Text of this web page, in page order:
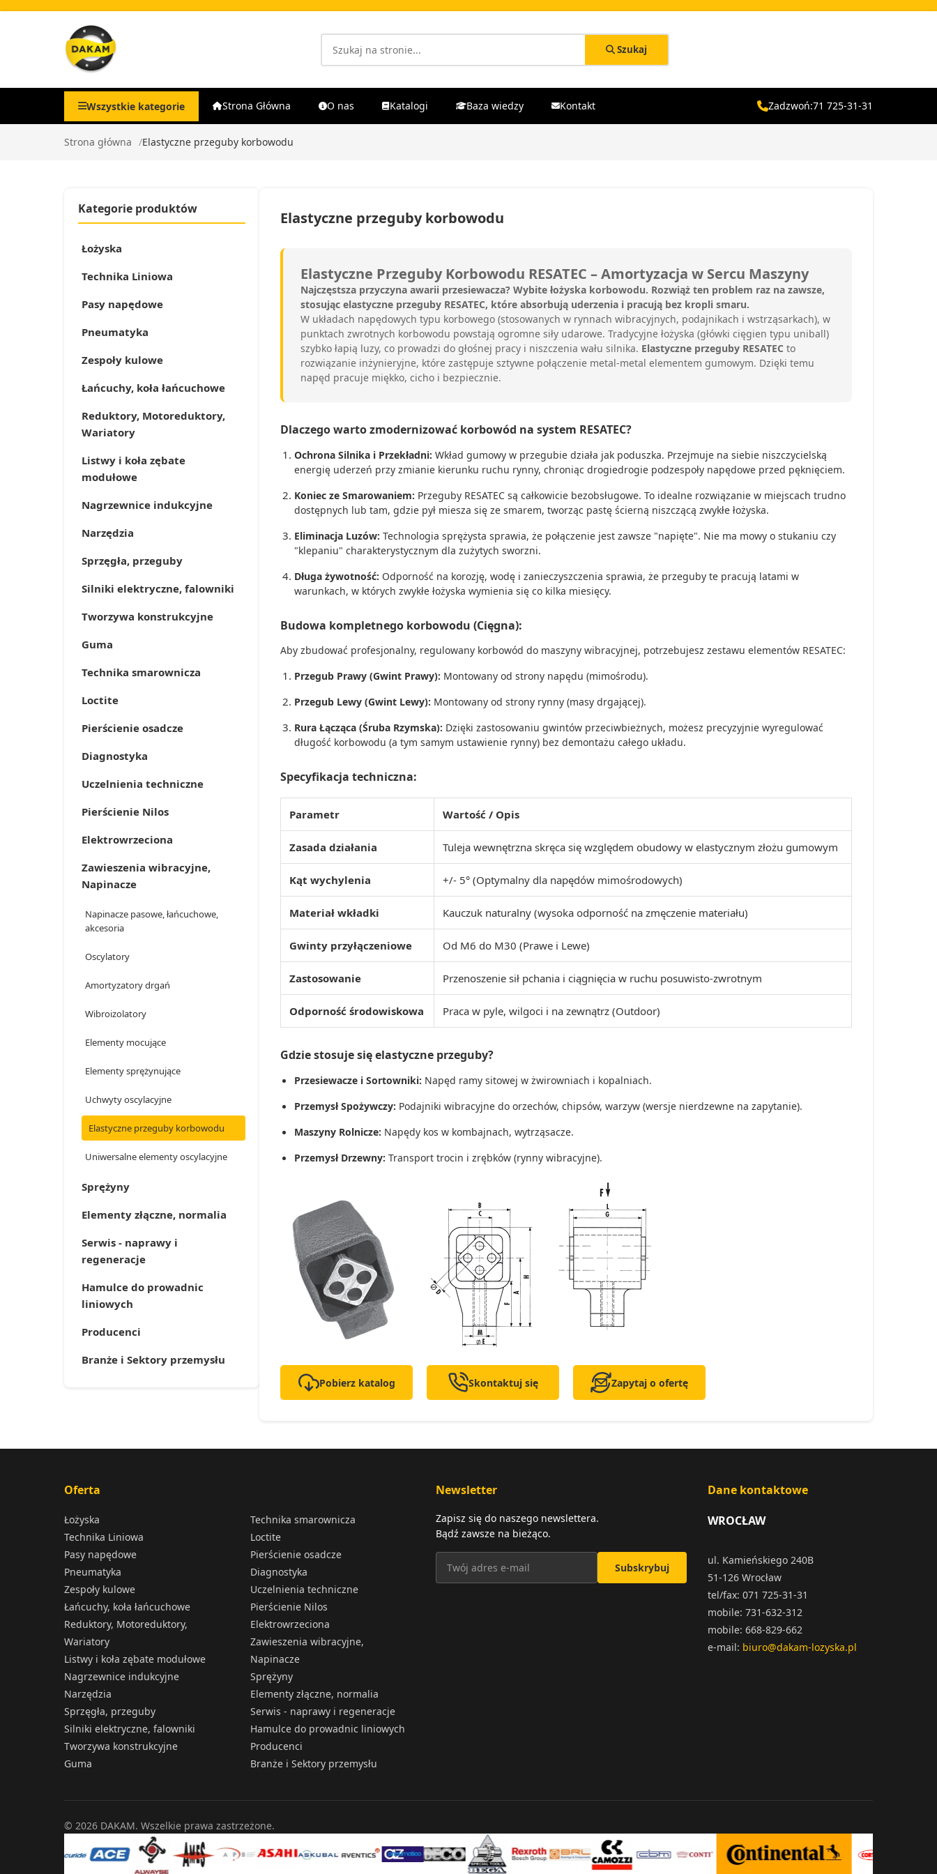
Szukaj
Wszystkie kategorie Strona Główna O nas Katalogi Baza wiedzy Kontakt Zadzwoń:71 725-31-31
Strona główna Elastyczne przeguby korbowodu
Kategorie produktów
Łożyska
Technika Liniowa
Pasy napędowe
Pneumatyka
Zespoły kulowe
Łańcuchy, koła łańcuchowe
Reduktory, Motoreduktory,
Wariatory
Listwy i koła zębate
modułowe
Nagrzewnice indukcyjne
Narzędzia
Sprzęgła, przeguby
Silniki elektryczne, falowniki
Tworzywa konstrukcyjne
Guma
Technika smarownicza
Loctite
Pierścienie osadcze
Diagnostyka
Uczelnienia techniczne
Pierścienie Nilos
Elektrowrzeciona
Zawieszenia wibracyjne,
Napinacze
Napinacze pasowe, łańcuchowe,
akcesoria
Oscylatory
Amortyzatory drgań
Wibroizolatory
Elementy mocujące
Elementy sprężynujące
Uchwyty oscylacyjne
Elastyczne przeguby korbowodu
Uniwersalne elementy oscylacyjne
Sprężyny
Elementy złączne, normalia
Serwis - naprawy i
regeneracje
Hamulce do prowadnic
liniowych
Producenci
Branże i Sektory przemysłu
Elastyczne przeguby korbowodu
Elastyczne Przeguby Korbowodu RESATEC – Amortyzacja w Sercu Maszyny
Najczęstsza przyczyna awarii przesiewacza? Wybite łożyska korbowodu. Rozwiąż ten problem raz na zawsze,
stosując elastyczne przeguby RESATEC, które absorbują uderzenia i pracują bez kropli smaru.
W układach napędowych typu korbowego (stosowanych w rynnach wibracyjnych, podajnikach i wstrząsarkach), w
punktach zwrotnych korbowodu powstają ogromne siły udarowe. Tradycyjne łożyska (główki cięgien typu uniball)
szybko łapią luzy, co prowadzi do głośnej pracy i niszczenia wału silnika. Elastyczne przeguby RESATEC to
rozwiązanie inżynieryjne, które zastępuje sztywne połączenie metal-metal elementem gumowym. Dzięki temu
napęd pracuje miękko, cicho i bezpiecznie.
Dlaczego warto zmodernizować korbowód na system RESATEC?
Ochrona Silnika i Przekładni: Wkład gumowy w przegubie działa jak poduszka. Przejmuje na siebie niszczycielską
energię uderzeń przy zmianie kierunku ruchu rynny, chroniąc drogiedrogie podzespoły napędowe przed pęknięciem.
Koniec ze Smarowaniem: Przeguby RESATEC są całkowicie bezobsługowe. To idealne rozwiązanie w miejscach trudno
dostępnych lub tam, gdzie pył miesza się ze smarem, tworząc pastę ścierną niszczącą zwykłe łożyska.
Eliminacja Luzów: Technologia sprężysta sprawia, że połączenie jest zawsze "napięte". Nie ma mowy o stukaniu czy
"klepaniu" charakterystycznym dla zużytych sworzni.
Długa żywotność: Odporność na korozję, wodę i zanieczyszczenia sprawia, że przeguby te pracują latami w
warunkach, w których zwykłe łożyska wymienia się co kilka miesięcy.
Budowa kompletnego korbowodu (Cięgna):
Aby zbudować profesjonalny, regulowany korbowód do maszyny wibracyjnej, potrzebujesz zestawu elementów RESATEC:
Przegub Prawy (Gwint Prawy): Montowany od strony napędu (mimośrodu).
Przegub Lewy (Gwint Lewy): Montowany od strony rynny (masy drgającej).
Rura Łącząca (Śruba Rzymska): Dzięki zastosowaniu gwintów przeciwbieżnych, możesz precyzyjnie wyregulować
długość korbowodu (a tym samym ustawienie rynny) bez demontażu całego układu.
Specyfikacja techniczna:
Parametr Wartość / Opis
Zasada działania Tuleja wewnętrzna skręca się względem obudowy w elastycznym złożu gumowym
Kąt wychylenia +/- 5° (Optymalny dla napędów mimośrodowych)
Materiał wkładki Kauczuk naturalny (wysoka odporność na zmęczenie materiału)
Gwinty przyłączeniowe Od M6 do M30 (Prawe i Lewe)
Zastosowanie Przenoszenie sił pchania i ciągnięcia w ruchu posuwisto-zwrotnym
Odporność środowiskowa Praca w pyle, wilgoci i na zewnątrz (Outdoor)
Gdzie stosuje się elastyczne przeguby?
Przesiewacze i Sortowniki: Napęd ramy sitowej w żwirowniach i kopalniach.
Przemysł Spożywczy: Podajniki wibracyjne do orzechów, chipsów, warzyw (wersje nierdzewne na zapytanie).
Maszyny Rolnicze: Napędy kos w kombajnach, wytrząsacze.
Przemysł Drzewny: Transport trocin i zrębków (rynny wibracyjne).
Pobierz katalog Skontaktuj się Zapytaj o ofertę
Oferta
Łożyska
Technika Liniowa
Pasy napędowe
Pneumatyka
Zespoły kulowe
Łańcuchy, koła łańcuchowe
Reduktory, Motoreduktory,
Wariatory
Listwy i koła zębate modułowe
Nagrzewnice indukcyjne
Narzędzia
Sprzęgła, przeguby
Silniki elektryczne, falowniki
Tworzywa konstrukcyjne
Guma
Technika smarownicza
Loctite
Pierścienie osadcze
Diagnostyka
Uczelnienia techniczne
Pierścienie Nilos
Elektrowrzeciona
Zawieszenia wibracyjne,
Napinacze
Sprężyny
Elementy złączne, normalia
Serwis - naprawy i regeneracje
Hamulce do prowadnic liniowych
Producenci
Branże i Sektory przemysłu
Newsletter
Zapisz się do naszego newslettera.
Bądź zawsze na bieżąco.
Subskrybuj
Dane kontaktowe
WROCŁAW
ul. Kamieńskiego 240B
51-126 Wrocław
tel/fax: 071 725-31-31
mobile: 731-632-312
mobile: 668-829-662
e-mail: biuro@dakam-lozyska.pl
© 2026 DAKAM. Wszelkie prawa zastrzeżone.